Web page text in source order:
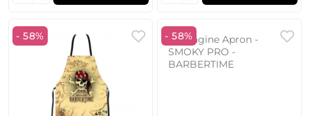
- 58% - 58%